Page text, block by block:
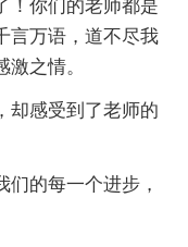
！你们的老师都是
言万语，道不尽我
之情。
却感受到了老师的
的每一个进步，